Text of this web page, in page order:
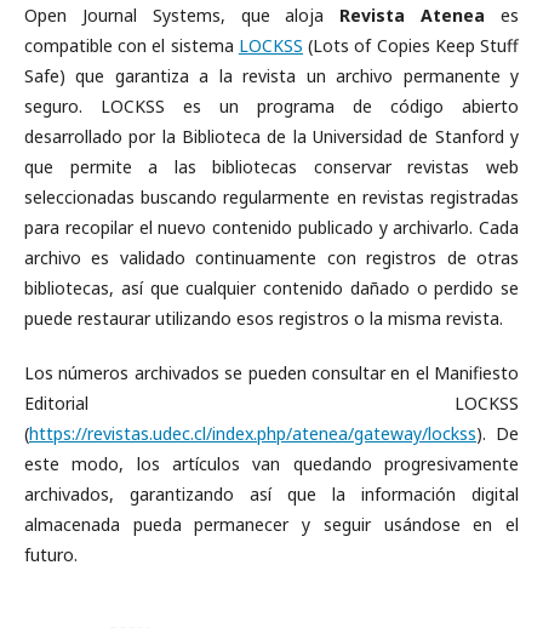
Open Journal Systems, que aloja Revista Atenea es
compatible con el sistema LOCKSS (Lots of Copies Keep Stuff
Safe) que garantiza a la revista un archivo permanente y
seguro. LOCKSS es un programa de código abierto
desarrollado por la Biblioteca de la Universidad de Stanford y
que permite a las bibliotecas conservar revistas web
seleccionadas buscando regularmente en revistas registradas
para recopilar el nuevo contenido publicado y archivarlo. Cada
archivo es validado continuamente con registros de otras
bibliotecas, así que cualquier contenido dañado o perdido se
puede restaurar utilizando esos registros o la misma revista.
Los números archivados se pueden consultar en el Manifiesto
Editorial LOCKSS
(https://revistas.udec.cl/index.php/atenea/gateway/lockss). De
este modo, los artículos van quedando progresivamente
archivados, garantizando así que la información digital
almacenada pueda permanecer y seguir usándose en el
futuro.